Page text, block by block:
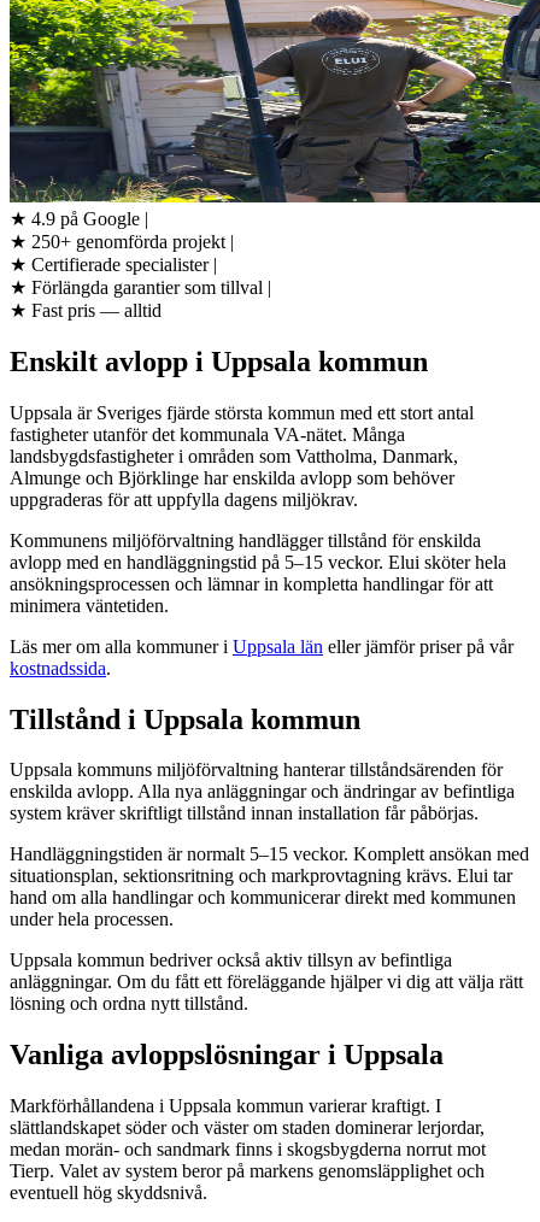
★ 4.9 på Google |
★ 250+ genomförda projekt |
★ Certifierade specialister |
★ Förlängda garantier som tillval |
★ Fast pris — alltid
Enskilt avlopp i Uppsala kommun
Uppsala är Sveriges fjärde största kommun med ett stort antal
fastigheter utanför det kommunala VA-nätet. Många
landsbygdsfastigheter i områden som Vattholma, Danmark,
Almunge och Björklinge har enskilda avlopp som behöver
uppgraderas för att uppfylla dagens miljökrav.
Kommunens miljöförvaltning handlägger tillstånd för enskilda
avlopp med en handläggningstid på 5–15 veckor. Elui sköter hela
ansökningsprocessen och lämnar in kompletta handlingar för att
minimera väntetiden.
Läs mer om alla kommuner i Uppsala län eller jämför priser på vår
kostnadssida.
Tillstånd i Uppsala kommun
Uppsala kommuns miljöförvaltning hanterar tillståndsärenden för
enskilda avlopp. Alla nya anläggningar och ändringar av befintliga
system kräver skriftligt tillstånd innan installation får påbörjas.
Handläggningstiden är normalt 5–15 veckor. Komplett ansökan med
situationsplan, sektionsritning och markprovtagning krävs. Elui tar
hand om alla handlingar och kommunicerar direkt med kommunen
under hela processen.
Uppsala kommun bedriver också aktiv tillsyn av befintliga
anläggningar. Om du fått ett föreläggande hjälper vi dig att välja rätt
lösning och ordna nytt tillstånd.
Vanliga avloppslösningar i Uppsala
Markförhållandena i Uppsala kommun varierar kraftigt. I
slättlandskapet söder och väster om staden dominerar lerjordar,
medan morän- och sandmark finns i skogsbygderna norrut mot
Tierp. Valet av system beror på markens genomsläpplighet och
eventuell hög skyddsnivå.